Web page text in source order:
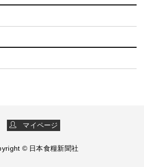
マイページ
© 日本食糧新聞社